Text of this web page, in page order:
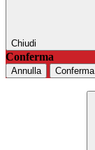
Chiudi
Conferma
Annulla Conferma